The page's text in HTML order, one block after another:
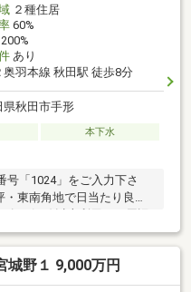
２種住居
60%
あり
奥羽本線 秋田駅 徒歩8分
県秋田市手形
本下水
号「1024」をご入力下さ
・東南角地で日当たり良
・2沿線以上利用可・周辺
ー「グランマート手形店」
お電話が苦手な方でも、安
いたします】ネット上だ
のポイント」を現地で体感
城野１ 9,000万円